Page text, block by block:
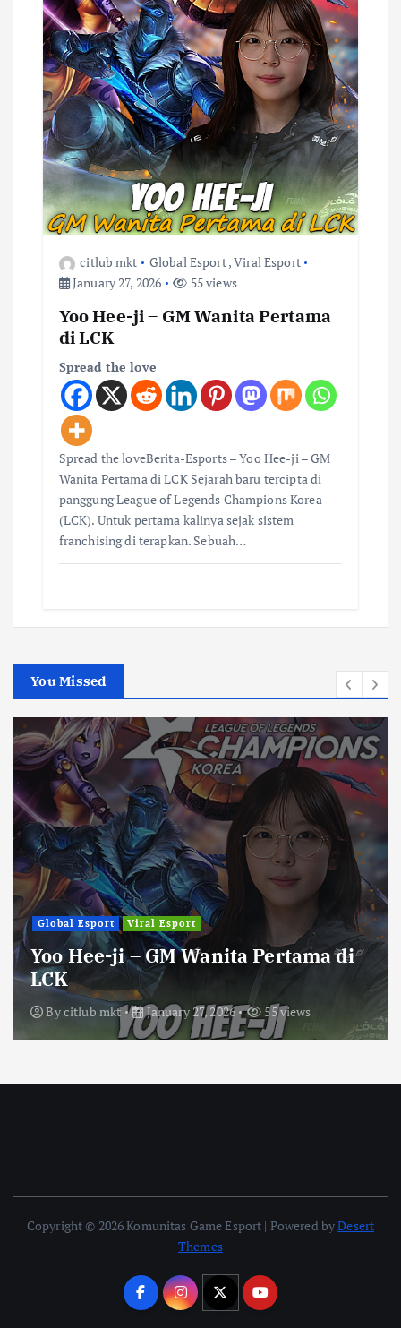
citlub mkt Global Esport,Viral Esport
January 27, 2026
55 views
Yoo Hee-ji – GM Wanita Pertama
di LCK
Spread the love
Spread the loveBerita-Esports – Yoo Hee-ji – GM
Wanita Pertama di LCK Sejarah baru tercipta di
panggung League of Legends Champions Korea
(LCK). Untuk pertama kalinya sejak sistem
franchising di terapkan. Sebuah…
You Missed
Global Esport Viral Esport
Yoo Hee-ji – GM Wanita Pertama di
LCK
Bycitlub mkt January 27, 2026 55 views
Copyright © 2026 Komunitas Game Esport | Powered byDesert
Themes